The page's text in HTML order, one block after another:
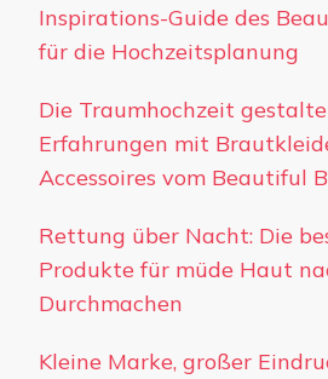
Inspirations-Guide des
für die Hochzeitsplanung
Die Traumhochzeit
Erfahrungen mit
Accessoires vom Beautiful
Rettung über Nacht: Die
Produkte für müde Haut
Durchmachen
Kleine Marke, großer